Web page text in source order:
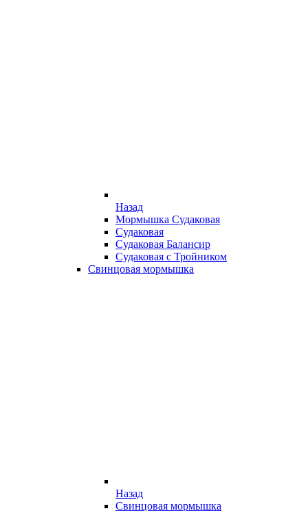
Назад
Мормышка Судаковая
Судаковая
Судаковая Балансир
Судаковая с Тройником
Свинцовая мормышка
Назад
Свинцовая мормышка